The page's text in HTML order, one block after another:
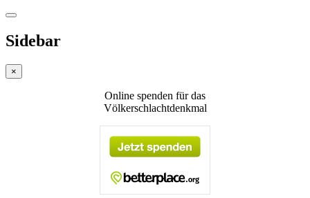
Sidebar
×
Online spenden für das
Völkerschlachtdenkmal